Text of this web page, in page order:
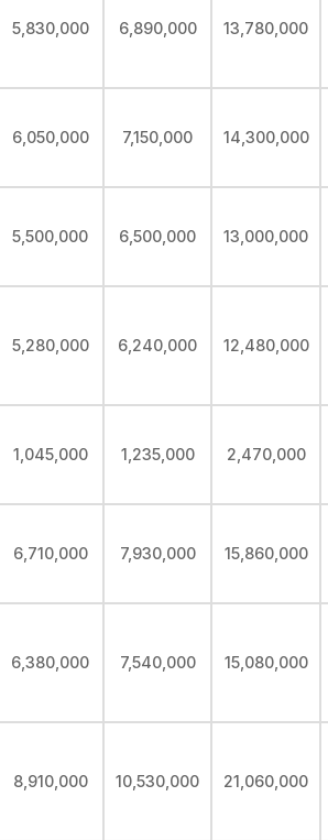
5,830,000 6,890,000 13,780,000
6,050,000 7,150,000 14,300,000
5,500,000 6,500,000 13,000,000
5,280,000 6,240,000 12,480,000
1,045,000 1,235,000 2,470,000
6,710,000 7,930,000 15,860,000
6,380,000 7,540,000 15,080,000
8,910,000 10,530,000 21,060,000